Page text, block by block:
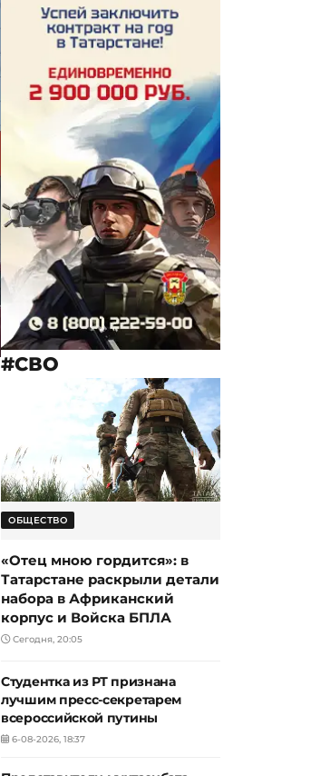
#СВО
ОБЩЕСТВО
«Отец мною гордится»: в
Татарстане раскрыли детали
набора в Африканский
корпус и Войска БПЛА
Сегодня, 20:05
Студентка из РТ признана
лучшим пресс-секретарем
всероссийской путины
6-08-2026, 18:37